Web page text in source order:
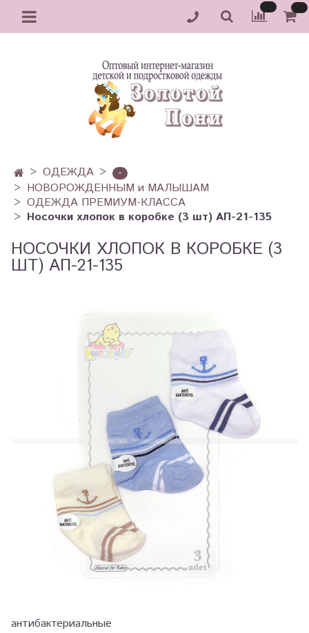
ОДЕЖДА
-
НОВОРОЖДЕННЫМ и МАЛЫШАМ
ОДЕЖДА ПРЕМИУМ-КЛАССА
Носочки хлопок в коробке (3 шт) АП-21-135
НОСОЧКИ ХЛОПОК В КОРОБКЕ (3
ШТ) АП-21-135
антибактериальные